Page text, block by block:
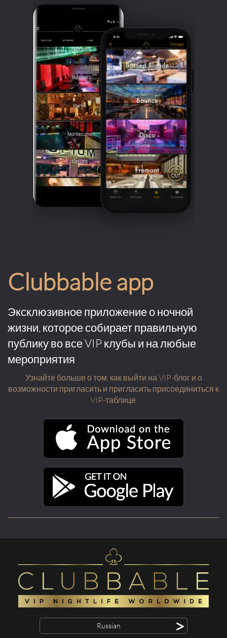
аккаунты
соцсетях:
Clubbable app
Эксклюзивное приложение о ночной
жизни, которое собирает правильную
публику во все VIP клубы и на любые
мероприятия
Узнайте больше о том, как выйти на VIP-блог и о
возможности пригласить и пригласить присоединиться к
VIP-таблице.
Russian >